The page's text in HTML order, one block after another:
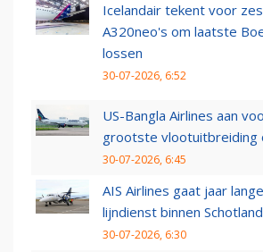
Icelandair tekent voor
A320neo's om laatste
lossen
30-07-2026, 6:52
US-Bangla Airlines aan
grootste vlootuitbreiding
30-07-2026, 6:45
AIS Airlines gaat jaar
lijndienst binnen Schotland
30-07-2026, 6:30